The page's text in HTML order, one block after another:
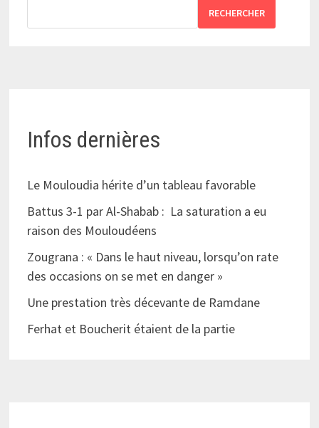
RECHERCHER
Infos dernières
Le Mouloudia hérite d’un tableau favorable
Battus 3-1 par Al-Shabab : La saturation a eu
raison des Mouloudéens
Zougrana : « Dans le haut niveau, lorsqu’on rate
des occasions on se met en danger »
Une prestation très décevante de Ramdane
Ferhat et Boucherit étaient de la partie